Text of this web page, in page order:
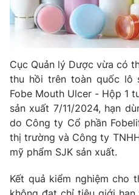
Hậu trường
Nhân vật
Khán giả
Giải sao mai
Điện ảnh
Sao
Đời sống
Làm đẹp
Chất lượng cuộc sống
Giáo dục
Tuyển sinh
Học trực tuyến
Công nghệ
Hitech Công nghệ tương lai
Sản phẩm
Thị trường
Giao lưu trực tuyến
Lịch phát sóng
Cục Quản lý Dược vừa có
thu hồi trên toàn quốc lô
Fobe Mouth Ulcer - Hộp 1
sản xuất 7/11/2024, hạn
do Công ty Cổ phần
thị trường và Công ty
mỹ phẩm SJK sản xuất.
Kết quả kiểm nghiệm cho